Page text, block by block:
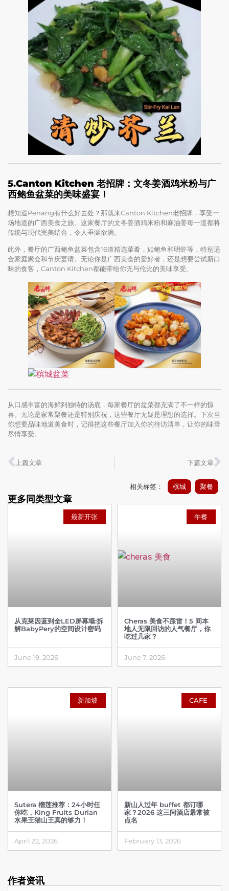
5.Canton Kitchen 老招牌：文冬姜酒鸡米粉与广
西鲍鱼盆菜的美味盛宴！
想知道Penang有什么好去处？那就来Canton Kitchen老招牌，享受一
场地道的广西美食之旅。这家餐厅的文冬姜酒鸡米粉和麻油姜每一道都将
传统与现代完美结合，令人垂涎欲滴。
此外，餐厅的广西鲍鱼盆菜包含16道精选菜肴，如鲍鱼和明虾等，特别适
合家庭聚会和节庆宴请。无论你是广西美食的爱好者，还是想要尝试新口
味的食客，Canton Kitchen都能带给你无与伦比的美味享受。
从口感丰富的海鲜到独特的汤底，每家餐厅的盆菜都充满了不一样的惊
喜。无论是家常聚餐还是特别庆祝，这些餐厅无疑是理想的选择。下次当
你想要品味地道美食时，记得把这些餐厅加入你的待访清单，让你的味蕾
尽情享受。
上篇文章 下篇文章
最新开张
从克莱因蓝到全LED屏幕墙:拆
解BabyPery的空间设计密码
June 19, 2026
午餐
Cheras 美食不踩雷！5 间本
地人无限回访的人气餐厅，你
吃过几家？
June 7, 2026
新加坡
Sutera 榴莲推荐：24小时任
你吃，King Fruits Durian
水果王猫山王真的够力！
April 22, 2026
CAFE
新山人过年 buffet 都订哪
家？2026 这三间酒店最常被
点名
February 13, 2026
相关标签： 槟城 聚餐
更多同类型文章
作者资讯